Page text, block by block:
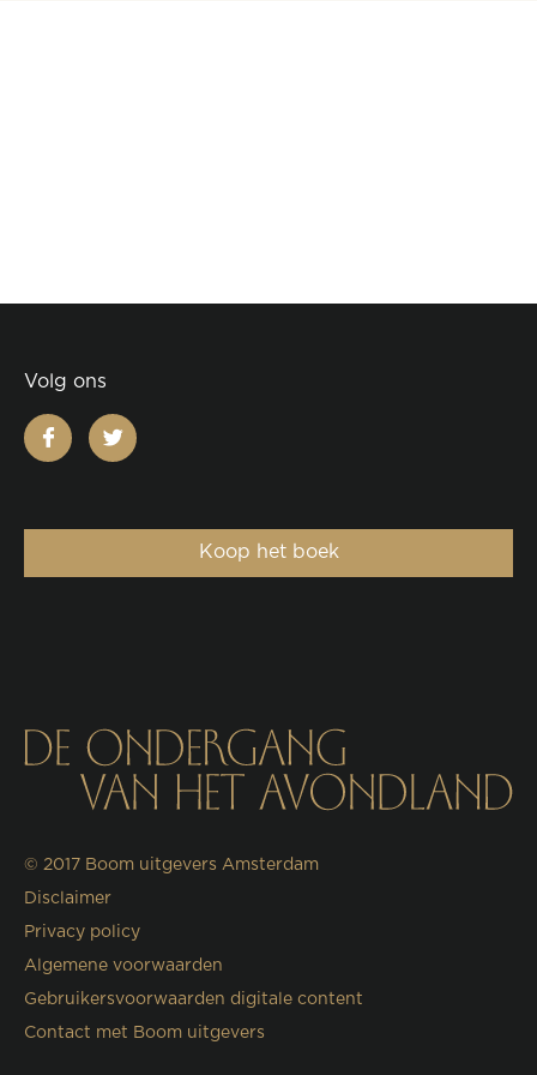
Volg ons
facebooktwitter
Koop het boek
© 2017 Boom uitgevers Amsterdam
Disclaimer
Privacy policy
Algemene voorwaarden
Gebruikersvoorwaarden digitale content
Contact met Boom uitgevers